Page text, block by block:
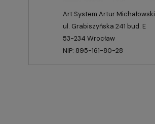
Art System Artur Michałowski
ul. Grabiszyńska 241 bud. E
53-234 Wrocław
NIP: 895-161-80-28